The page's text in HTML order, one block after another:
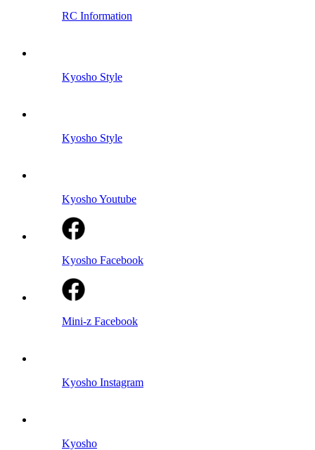
RC Information
Kyosho Style
Kyosho Style
Kyosho Youtube
Kyosho Facebook
Mini-z Facebook
Kyosho Instagram
Kyosho